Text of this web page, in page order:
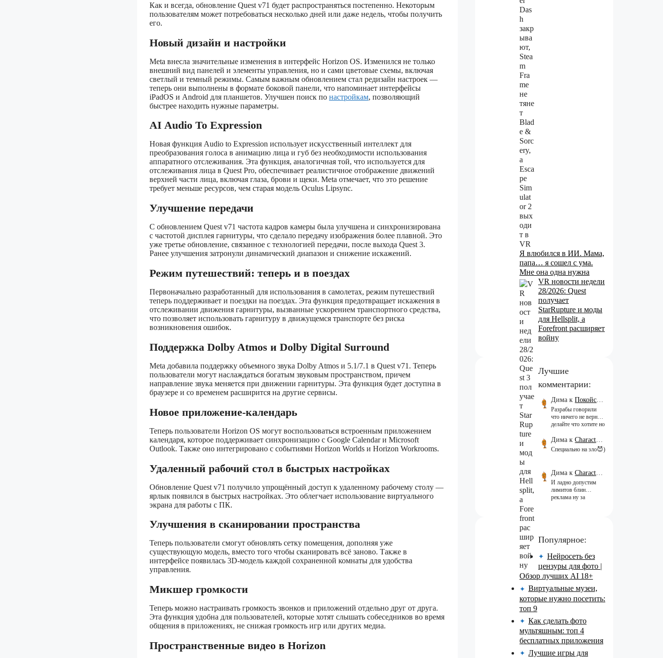
Как и всегда, обновление Quest v71 будет распространяться постепенно. Некоторым
пользователям может потребоваться несколько дней или даже недель, чтобы получить
его.
Новый дизайн и настройки
Meta внесла значительные изменения в интерфейс Horizon OS. Изменился не только
внешний вид панелей и элементы управления, но и сами цветовые схемы, включая
светлый и темный режимы. Самым важным обновлением стал редизайн настроек —
теперь они выполнены в формате боковой панели, что напоминает интерфейсы
iPadOS и Android для планшетов. Улучшен поиск по настройкам, позволяющий
быстрее находить нужные параметры.
AI Audio To Expression
Новая функция Audio to Expression использует искусственный интеллект для
преобразования голоса в анимацию лица и губ без необходимости использования
аппаратного отслеживания. Эта функция, аналогичная той, что используется для
отслеживания лица в Quest Pro, обеспечивает реалистичное отображение движений
верхней части лица, включая глаза, брови и щеки. Meta отмечает, что это решение
требует меньше ресурсов, чем старая модель Oculus Lipsync.
Улучшение передачи
С обновлением Quest v71 частота кадров камеры была улучшена и синхронизирована
с частотой дисплея гарнитуры, что сделало передачу изображения более плавной. Это
уже третье обновление, связанное с технологией передачи, после выхода Quest 3.
Ранее улучшения затронули динамический диапазон и снижение искажений.
Режим путешествий: теперь и в поездах
Первоначально разработанный для использования в самолетах, режим путешествий
теперь поддерживает и поездки на поездах. Эта функция предотвращает искажения в
отслеживании движения гарнитуры, вызванные ускорением транспортного средства,
что позволяет использовать гарнитуру в движущемся транспорте без риска
возникновения ошибок.
Поддержка Dolby Atmos и Dolby Digital Surround
Meta добавила поддержку объемного звука Dolby Atmos и 5.1/7.1 в Quest v71. Теперь
пользователи могут наслаждаться богатым звуковым пространством, причем
направление звука меняется при движении гарнитуры. Эта функция будет доступна в
браузере и со временем расширится на другие сервисы.
Новое приложение-календарь
Теперь пользователи Horizon OS могут воспользоваться встроенным приложением
календаря, которое поддерживает синхронизацию с Google Calendar и Microsoft
Outlook. Также оно интегрировано с событиями Horizon Worlds и Horizon Workrooms.
Удаленный рабочий стол в быстрых настройках
Обновление Quest v71 получило упрощённый доступ к удаленному рабочему столу —
ярлык появился в быстрых настройках. Это облегчает использование виртуального
экрана для работы с ПК.
Улучшения в сканировании пространства
Теперь пользователи смогут обновлять сетку помещения, дополняя уже
существующую модель, вместо того чтобы сканировать всё заново. Также в
интерфейсе появилась 3D-модель каждой сохраненной комнаты для удобства
управления.
Микшер громкости
Теперь можно настраивать громкость звонков и приложений отдельно друг от друга.
Эта функция удобна для пользователей, которые хотят слышать собеседников во время
общения в приложениях, не снижая громкость игр или других медиа.
Пространственные видео в Horizon
Я влюбился в ИИ. Мама,
папа… я сошел с ума.
Мне она одна нужна
VR новости недели
28/2026: Quest
получает
StarRupture и моды
для Hellsplit, а
Forefront расширяет
войну
Лучшие
комментарии:
Дима кПокойся с миром, Character.AI. Тебя убили собственные разработчики
Разрабы говорили
что ничего не вернут,
делайте что хотите но
Дима кCharacter.AI стал ужасным. И, похоже, уже не может остановиться
Специально на зло😈)
Дима кCharacter.AI стал ужасным. И, похоже, уже не может остановиться
И ладно допустим
лимитов блин
реклама ну за
Популярное:
✦ Нейросеть без
цензуры для фото |
Обзор лучших AI 18+
✦ Виртуальные музеи,
которые нужно посетить:
топ 9
✦ Как сделать фото
мультяшным: топ 4
бесплатных приложения
✦ Лучшие игры для